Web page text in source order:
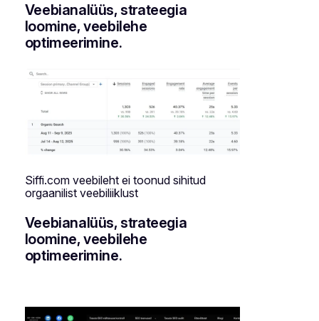
Veebianalüüs, strateegia
loomine, veebilehe
optimeerimine.
Siffi.com veebileht ei toonud sihitud
orgaanilist veebiliiklust
Veebianalüüs, strateegia
loomine, veebilehe
optimeerimine.